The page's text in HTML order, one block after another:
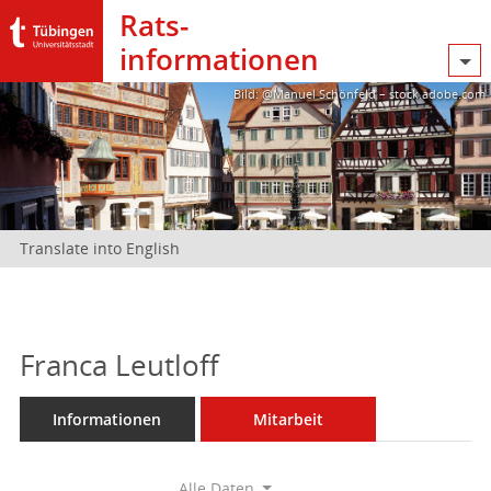
Rats­
informationen
Bild: @Manuel Schönfeld – stock.adobe.com
Translate into English
Franca Leutloff
Informationen Mitarbeit